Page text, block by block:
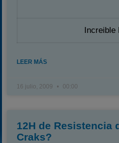
Increible
LEER MÁS
16 julio, 2009 00:00
12H de Resistencia
Craks?